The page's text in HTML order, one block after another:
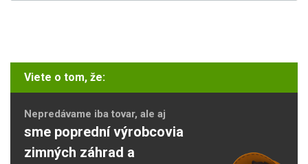
Viete o tom, že:
Nepredávame iba tovar, ale aj
sme poprední výrobcovia
zimných záhrad a